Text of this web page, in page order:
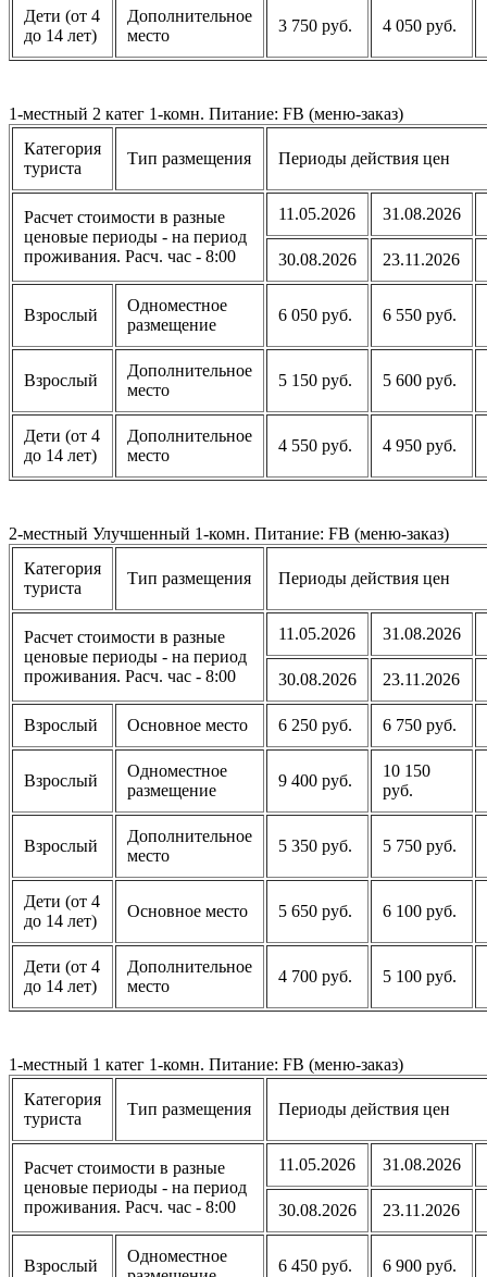
Дети (от 4
до 14 лет)
Дополнительное
место
3 750 руб. 4 050 руб.
1-местный 2 катег 1-комн. Питание: FB (меню-заказ)
Категория
туриста
Тип размещения Периоды действия цен
Расчет стоимости в разные
ценовые периоды - на период
проживания. Расч. час - 8:00
11.05.2026 31.08.2026
30.08.2026 23.11.2026
Взрослый
Одноместное
размещение
6 050 руб. 6 550 руб.
Взрослый
Дополнительное
место
5 150 руб. 5 600 руб.
Дети (от 4
до 14 лет)
Дополнительное
место
4 550 руб. 4 950 руб.
2-местный Улучшенный 1-комн. Питание: FB (меню-заказ)
Категория
туриста
Тип размещения Периоды действия цен
Расчет стоимости в разные
ценовые периоды - на период
проживания. Расч. час - 8:00
11.05.2026 31.08.2026
30.08.2026 23.11.2026
Взрослый Основное место 6 250 руб. 6 750 руб.
Взрослый
Одноместное
размещение
9 400 руб.
10 150
руб.
Взрослый
Дополнительное
место
5 350 руб. 5 750 руб.
Дети (от 4
до 14 лет)
Основное место 5 650 руб. 6 100 руб.
Дети (от 4
до 14 лет)
Дополнительное
место
4 700 руб. 5 100 руб.
1-местный 1 катег 1-комн. Питание: FB (меню-заказ)
Категория
туриста
Тип размещения Периоды действия цен
Расчет стоимости в разные
ценовые периоды - на период
проживания. Расч. час - 8:00
11.05.2026 31.08.2026
30.08.2026 23.11.2026
Взрослый
Одноместное
6 450 руб. 6 900 руб.